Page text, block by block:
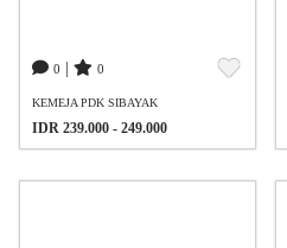
0 0
KEMEJA PDK SIBAYAK
IDR 239.000 - 249.000